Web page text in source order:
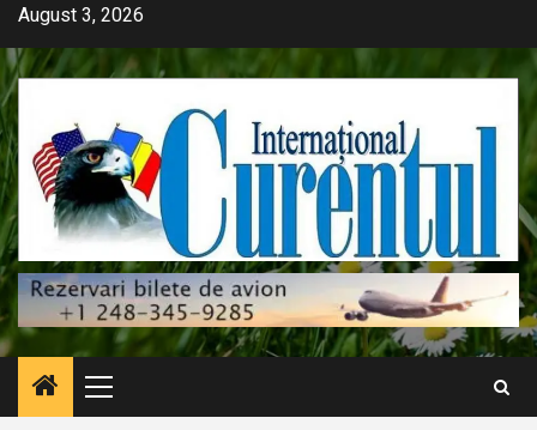
Skip
content
August 3, 2026
Primary
Menu